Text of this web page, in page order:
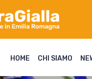
HOME CHI SIAMO